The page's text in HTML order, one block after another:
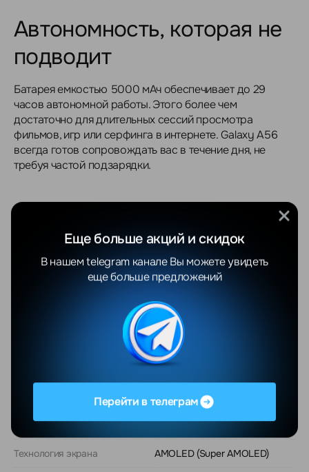
Автономность, которая не
подводит
Батарея емкостью 5000 мАч обеспечивает до 29
часов автономной работы. Этого более чем
достаточно для длительных сессий просмотра
фильмов, игр или серфинга в интернете. Galaxy A56
всегда готов сопровождать вас в течение дня, не
требуя частой подзарядки.
О модели
Общие
смартфон
Android
Android 15
6.7""
Разрешение экрана 1080x2340
Технология экрана AMOLED (Super AMOLED)
Перейти в телеграм
Еще больше акций и скидок
В нашем telegram канале Вы можете увидеть
еще больше предложений